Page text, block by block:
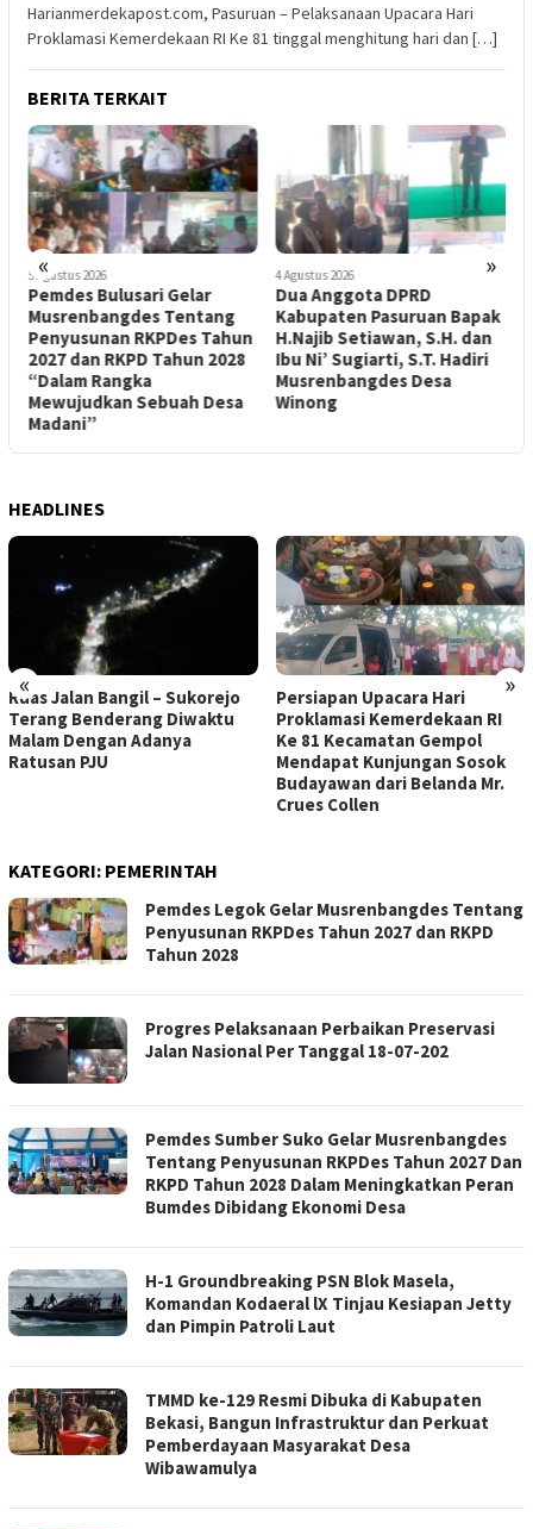
Harianmerdekapost.com, Pasuruan – Pelaksanaan Upacara Hari
Proklamasi Kemerdekaan RI Ke 81 tinggal menghitung hari dan […]
BERITA TERKAIT
« »
5 Agustus 2026
Pemdes Bulusari Gelar
Musrenbangdes Tentang
Penyusunan RKPDes Tahun
2027 dan RKPD Tahun 2028
“Dalam Rangka
Mewujudkan Sebuah Desa
Madani”
4 Agustus 2026
Dua Anggota DPRD
Kabupaten Pasuruan Bapak
H.Najib Setiawan, S.H. dan
Ibu Ni’ Sugiarti, S.T. Hadiri
Musrenbangdes Desa
Winong
HEADLINES
« »
Ruas Jalan Bangil – Sukorejo
Terang Benderang Diwaktu
Malam Dengan Adanya
Ratusan PJU
Persiapan Upacara Hari
Proklamasi Kemerdekaan RI
Ke 81 Kecamatan Gempol
Mendapat Kunjungan Sosok
Budayawan dari Belanda Mr.
Crues Collen
KATEGORI: PEMERINTAH
Pemdes Legok Gelar Musrenbangdes Tentang
Penyusunan RKPDes Tahun 2027 dan RKPD
Tahun 2028
Progres Pelaksanaan Perbaikan Preservasi
Jalan Nasional Per Tanggal 18-07-202
Pemdes Sumber Suko Gelar Musrenbangdes
Tentang Penyusunan RKPDes Tahun 2027 Dan
RKPD Tahun 2028 Dalam Meningkatkan Peran
Bumdes Dibidang Ekonomi Desa
H-1 Groundbreaking PSN Blok Masela,
Komandan Kodaeral lX Tinjau Kesiapan Jetty
dan Pimpin Patroli Laut
TMMD ke-129 Resmi Dibuka di Kabupaten
Bekasi, Bangun Infrastruktur dan Perkuat
Pemberdayaan Masyarakat Desa
Wibawamulya